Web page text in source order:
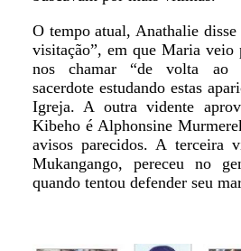
O tempo atual, Anathalie
visitação”, em que Maria veio
nos chamar “de volta ao
sacerdote estudando estas
Igreja. A outra vidente
Kibeho é Alphonsine
avisos parecidos. A terceira
Mukangango, pereceu no
quando tentou defender seu